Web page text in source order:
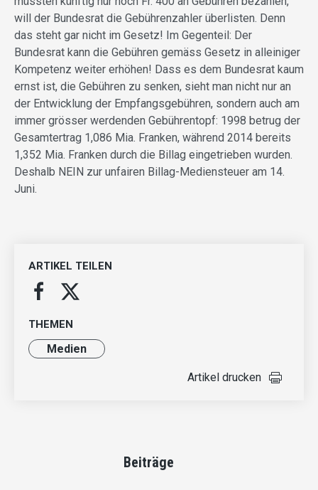
will der Bundesrat die Gebührenzahler überlisten. Denn
das steht gar nicht im Gesetz! Im Gegenteil: Der
Bundesrat kann die Gebühren gemäss Gesetz in alleiniger
Kompetenz weiter erhöhen! Dass es dem Bundesrat kaum
ernst ist, die Gebühren zu senken, sieht man nicht nur an
der Entwicklung der Empfangsgebühren, sondern auch am
immer grösser werdenden Gebührentopf: 1998 betrug der
Gesamtertrag 1,086 Mia. Franken, während 2014 bereits
1,352 Mia. Franken durch die Billag eingetrieben wurden.
Deshalb NEIN zur unfairen Billag-Mediensteuer am 14.
Juni.
ARTIKEL TEILEN
THEMEN
Medien
Artikel drucken
Beiträge